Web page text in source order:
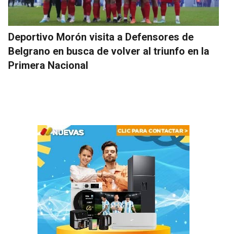
Deportivo Morón visita a Defensores de
Belgrano en busca de volver al triunfo en la
Primera Nacional